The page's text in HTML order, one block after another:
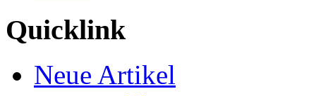
Quicklink
Neue Artikel